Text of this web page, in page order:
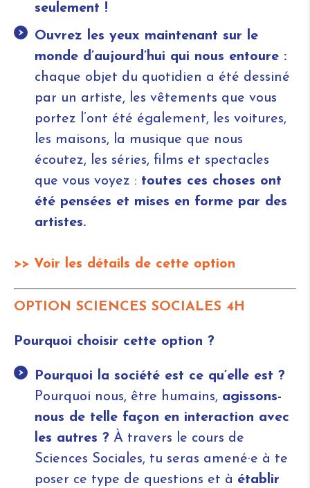
seulement !
Ouvrez les yeux maintenant sur le
monde d’aujourd’hui qui nous entoure :
chaque objet du quotidien a été dessiné
par un artiste, les vêtements que vous
portez l’ont été également, les voitures,
les maisons, la musique que nous
écoutez, les séries, films et spectacles
que vous voyez : toutes ces choses ont
été pensées et mises en forme par des
artistes.
>> Voir les détails de cette option
OPTION SCIENCES SOCIALES 4H
Pourquoi choisir cette option ?
Pourquoi la société est ce qu’elle est ?
Pourquoi nous, être humains, agissons-
nous de telle façon en interaction avec
les autres ? À travers le cours de
Sciences Sociales, tu seras amené·e à te
poser ce type de questions et à établir